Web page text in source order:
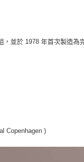
，並於 1978 年首次製造為
Copenhagen )